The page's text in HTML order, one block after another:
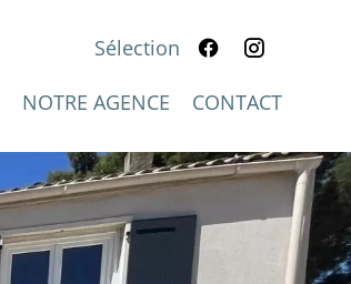
Sélection
NOTRE AGENCE CONTACT